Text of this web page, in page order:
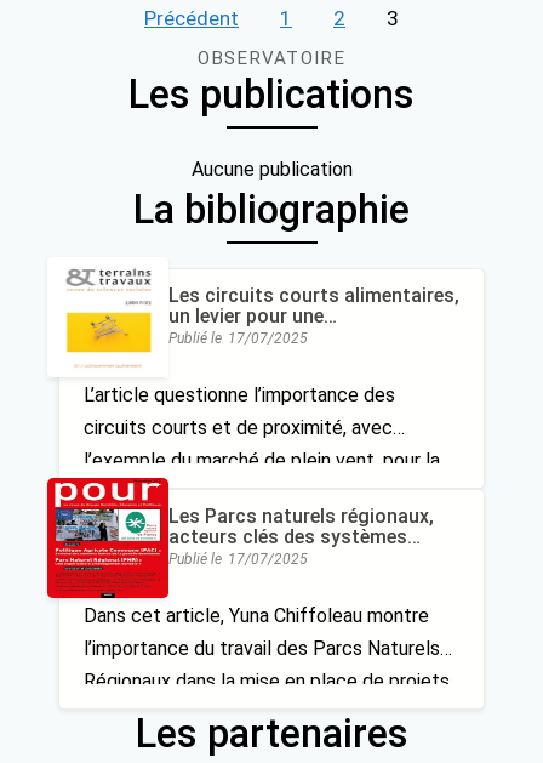
Pagination
publications
Précédent 1 2 3
OBSERVATOIRE
Les publications
Aucune publication
La bibliographie
Les circuits courts alimentaires,
un levier pour une
consommation plus durable ?
Publié le 17/07/2025
L’article questionne l’importance des
circuits courts et de proximité, avec
l’exemple du marché de plein vent, pour la
diffusion et l’adoption de pratiques
alimentaires plus durables
Les Parcs naturels régionaux,
acteurs clés des systèmes
alimentaires territorialisés,
Publié le 17/07/2025
Dans cet article, Yuna Chiffoleau montre
l’importance du travail des Parcs Naturels
Régionaux dans la mise en place de projets
alimentaires territoriaux et l’accompagnent
du développement de circuits courts et de
Les partenaires